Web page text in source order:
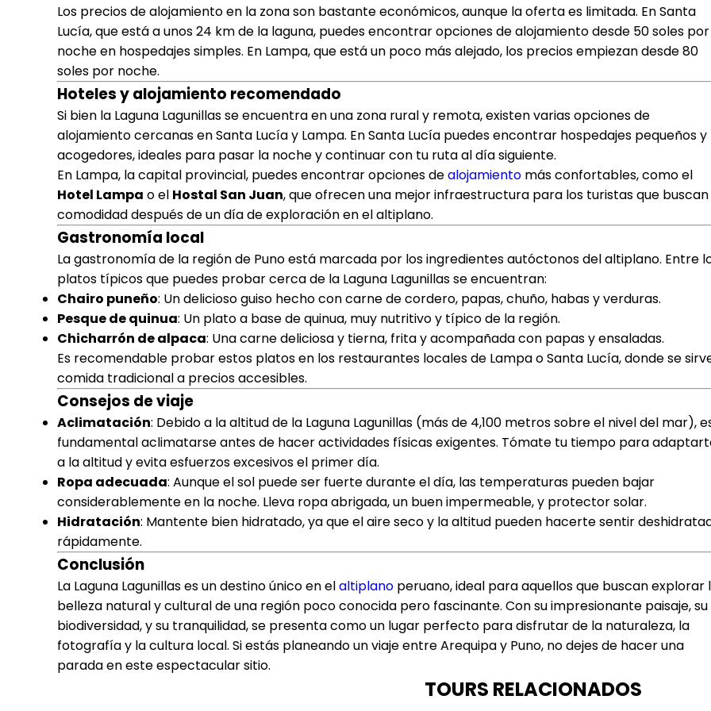
Los precios de alojamiento en la zona son bastante económicos, aunque la oferta es limitada. En Santa
Lucía, que está a unos 24 km de la laguna, puedes encontrar opciones de alojamiento desde 50 soles por
noche en hospedajes simples. En Lampa, que está un poco más alejado, los precios empiezan desde 80
soles por noche.
Hoteles y alojamiento recomendado
Si bien la Laguna Lagunillas se encuentra en una zona rural y remota, existen varias opciones de
alojamiento cercanas en Santa Lucía y Lampa. En Santa Lucía puedes encontrar hospedajes pequeños y
acogedores, ideales para pasar la noche y continuar con tu ruta al día siguiente.
En Lampa, la capital provincial, puedes encontrar opciones dealojamiento más confortables, como el
Hotel Lampa o el Hostal San Juan, que ofrecen una mejor infraestructura para los turistas que buscan
comodidad después de un día de exploración en el altiplano.
Gastronomía local
La gastronomía de la región de Puno está marcada por los ingredientes autóctonos del altiplano. Entre
platos típicos que puedes probar cerca de la Laguna Lagunillas se encuentran:
Chairo puneño: Un delicioso guiso hecho con carne de cordero, papas, chuño, habas y verduras.
Pesque de quinua: Un plato a base de quinua, muy nutritivo y típico de la región.
Chicharrón de alpaca: Una carne deliciosa y tierna, frita y acompañada con papas y ensaladas.
Es recomendable probar estos platos en los restaurantes locales de Lampa o Santa Lucía, donde se
comida tradicional a precios accesibles.
Consejos de viaje
Aclimatación: Debido a la altitud de la Laguna Lagunillas (más de 4,100 metros sobre el nivel del mar),
fundamental aclimatarse antes de hacer actividades físicas exigentes. Tómate tu tiempo para
a la altitud y evita esfuerzos excesivos el primer día.
Ropa adecuada: Aunque el sol puede ser fuerte durante el día, las temperaturas pueden bajar
considerablemente en la noche. Lleva ropa abrigada, un buen impermeable, y protector solar.
Hidratación: Mantente bien hidratado, ya que el aire seco y la altitud pueden hacerte sentir
rápidamente.
Conclusión
La Laguna Lagunillas es un destino único en elaltiplano peruano, ideal para aquellos que buscan explorar
belleza natural y cultural de una región poco conocida pero fascinante. Con su impresionante paisaje, su
biodiversidad, y su tranquilidad, se presenta como un lugar perfecto para disfrutar de la naturaleza, la
fotografía y la cultura local. Si estás planeando un viaje entre Arequipa y Puno, no dejes de hacer una
parada en este espectacular sitio.
TOURS RELACIONADOS